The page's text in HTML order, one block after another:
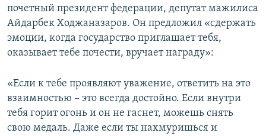
почетный президент федерации, депутат мажилиса
Айдарбек Ходжаназаров. Он предложил «сдержать
эмоции, когда государство приглашает тебя,
оказывает тебе почести, вручает награду»:
«Если к тебе проявляют уважение, ответить на это
взаимностью – это всегда достойно. Если внутри
тебя горит огонь и он не гаснет, можешь снять
свою медаль. Даже если ты нахмуришься и